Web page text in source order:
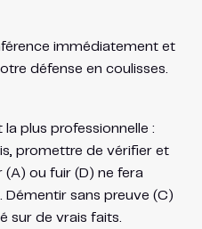
immédiatement et
défense en coulisses.
la plus professionnelle :
promettre de vérifier et
ou fuir (D) ne fera
Démentir sans preuve (C)
sur de vrais faits.